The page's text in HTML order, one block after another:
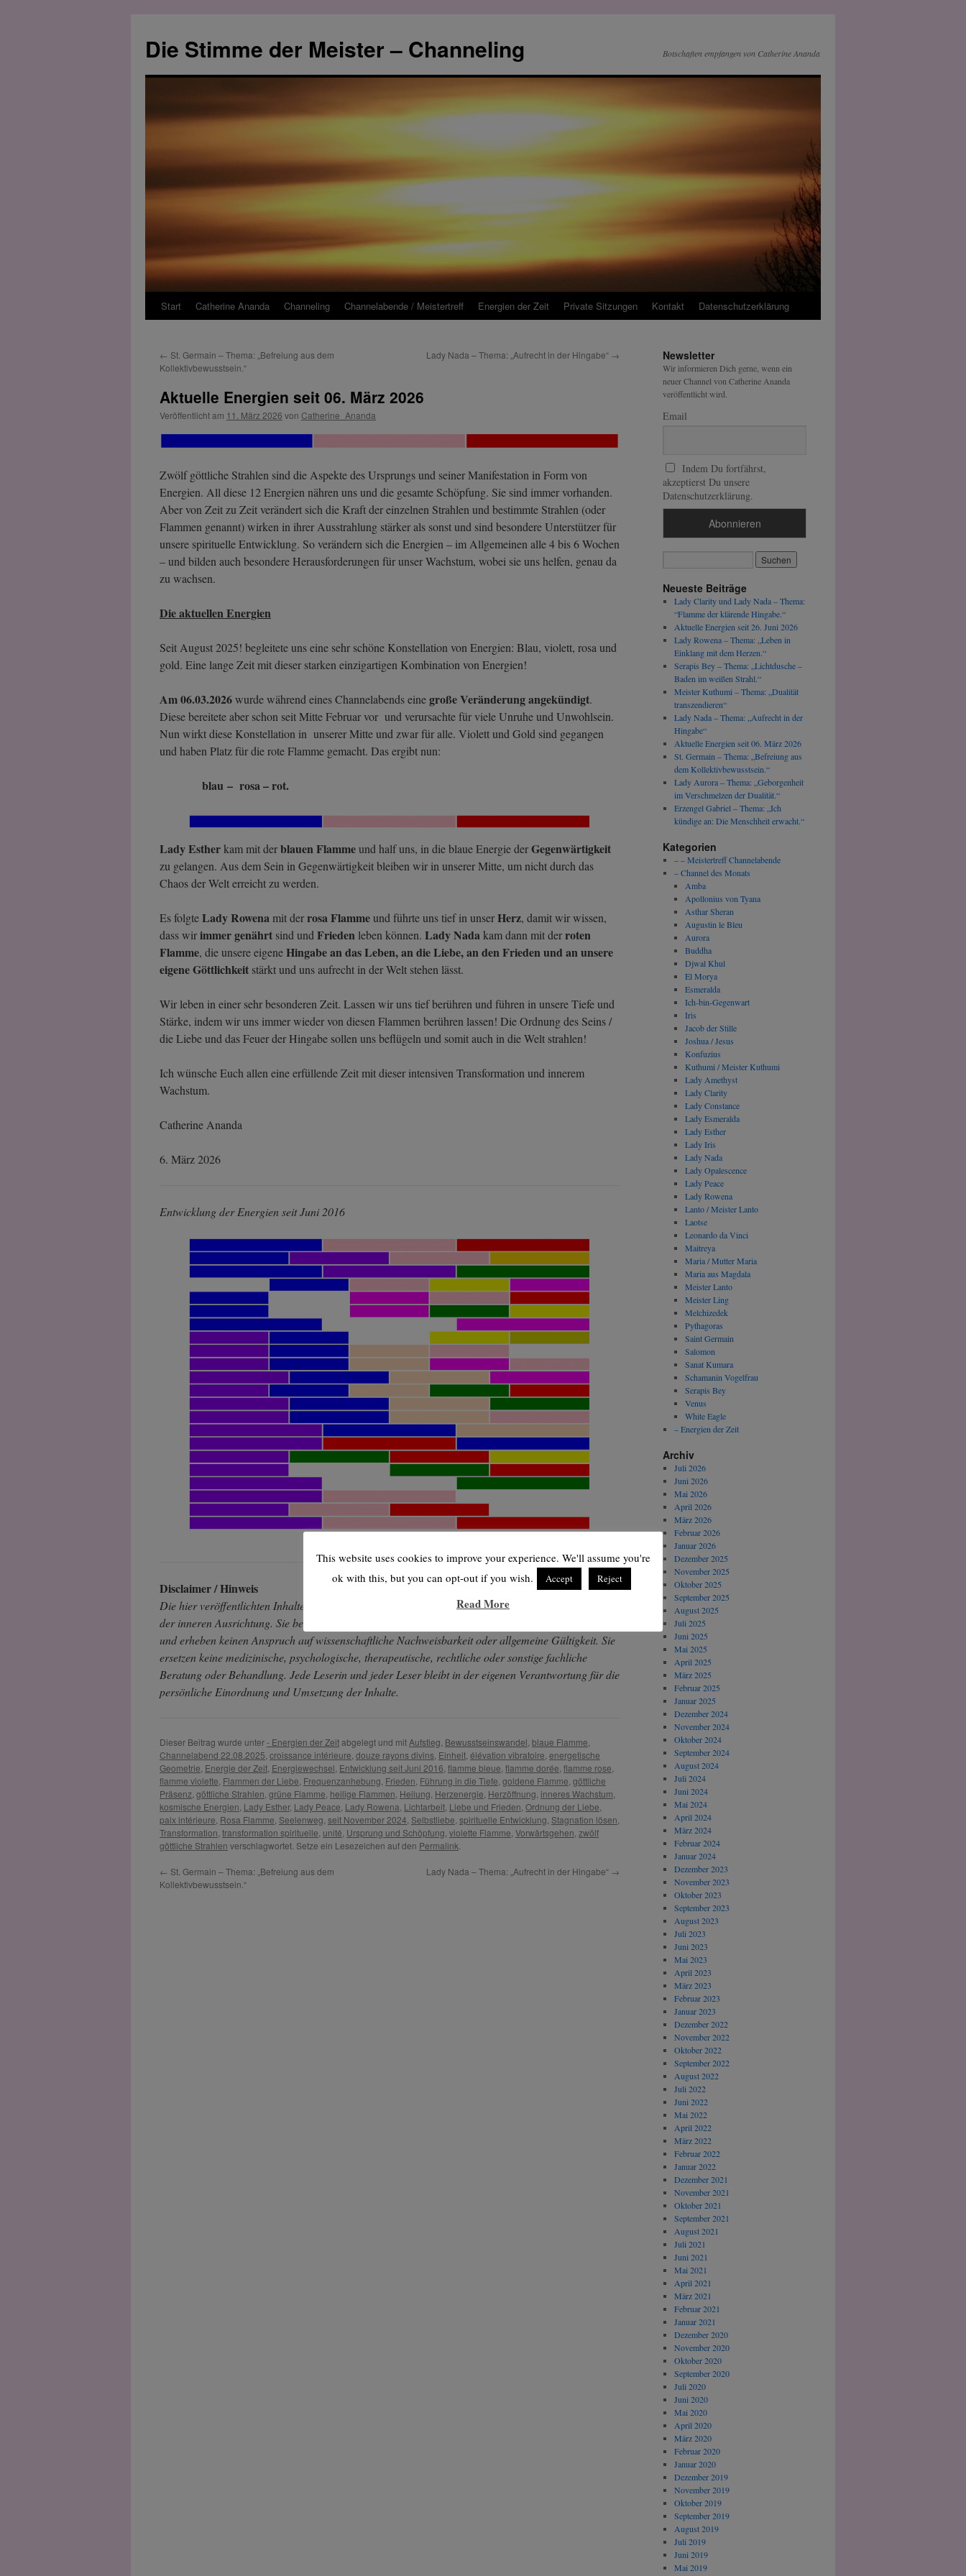
springen
Die Stimme der Meister – Channeling Botschaften empfangen von Catherine Ananda
Start Catherine Ananda Channeling Channelabende / Meistertreff Energien der Zeit Private Sitzungen Kontakt Datenschutz­erklärung
← St. Germain – Thema: „Befreiung aus dem
Kollektivbewusstsein.“
Lady Nada – Thema: „Aufrecht in der Hingabe“ →
Aktuelle Energien seit 06. März 2026
Veröffentlicht am 11. März 2026 von Catherine_Ananda
Zwölf göttliche Strahlen sind die Aspekte des Ursprungs und seiner Manifestation in Form von
Energien. All diese 12 Energien nähren uns und die gesamte Schöpfung. Sie sind immer vorhanden.
Aber von Zeit zu Zeit verändert sich die Kraft der einzelnen Strahlen und bestimmte Strahlen (oder
Flammen genannt) wirken in ihrer Ausstrahlung stärker als sonst und sind besondere Unterstützer für
unsere spirituelle Entwicklung. So verändern sich die Energien – im Allgemeinen alle 4 bis 6 Wochen
– und bilden auch besondere Herausforderungen für unser Wachstum, wobei sie uns helfen, genau da
zu wachsen.
Die aktuellen Energien
Seit August 2025! begleitete uns eine sehr schöne Konstellation von Energien: Blau, violett, rosa und
gold. Eine lange Zeit mit dieser starken einzigartigen Kombination von Energien!
Am 06.03.2026wurde während eines Channelabends einegroße Veränderung angekündigt.
Diese bereitete aber schon seit Mitte Februar vor und verursachte für viele Unruhe und Unwohlsein.
Nun wirkt diese Konstellation in unserer Mitte und zwar für alle. Violett und Gold sind gegangen
und haben Platz für die rote Flamme gemacht. Das ergibt nun:
blau – rosa – rot.
Lady Estherkam mit derblauen Flammeund half uns, in die blaue Energie derGegenwärtigkeit
zu gelangen. Aus dem Sein in Gegenwärtigkeit bleiben wir in unserer Mitte, um nicht durch das
Chaos der Welt erreicht zu werden.
Es folgteLady Rowenamit derrosa Flammeund führte uns tief in unserHerz, damit wir wissen,
dass wirimmer genährt sind und Frieden leben können. Lady Nadakam dann mit derroten
Flamme, die unsere eigeneHingabe an das Leben, an die Liebe, an den Frieden und an unsere
eigene Göttlichkeit stärkt und uns aufrecht in der Welt stehen lässt.
Wir leben in einer sehr besonderen Zeit. Lassen wir uns tief berühren und führen in unsere Tiefe und
Stärke, indem wir uns immer wieder von diesen Flammen berühren lassen! Die Ordnung des Seins /
die Liebe und das Feuer der Hingabe sollen uns beflügeln und somit auch in die Welt strahlen!
Ich wünsche Euch allen eine erfüllende Zeit mit dieser intensiven Transformation und innerem
Wachstum.
Catherine Ananda
6. März 2026
Entwicklung der Energien seit Juni 2016
Disclaimer / Hinweis
Die hier veröffentlichten Inhalte dienen der spirituellen Inspiration, der persönlichen Reflexion und
der inneren Ausrichtung. Sie beruhen auf subjektiv empfangenen Wahrnehmungen und Channelings
und erheben keinen Anspruch auf wissenschaftliche Nachweisbarkeit oder allgemeine Gültigkeit. Sie
ersetzen keine medizinische, psychologische, therapeutische, rechtliche oder sonstige fachliche
Beratung oder Behandlung. Jede Leserin und jeder Leser bleibt in der eigenen Verantwortung für die
persönliche Einordnung und Umsetzung der Inhalte.
Dieser Beitrag wurde unter- Energien der Zeitabgelegt und mitAufstieg, Bewusstseinswandel, blaue Flamme,
Channelabend 22.08.2025, croissance intérieure, douze rayons divins, Einheit, élévation vibratoire, energetische
Geometrie, Energie der Zeit, Energiewechsel, Entwicklung seit Juni 2016, flamme bleue, flamme dorée, flamme rose,
flamme violette, Flammen der Liebe, Frequenzanhebung, Frieden, Führung in die Tiefe, goldene Flamme, göttliche
Präsenz, göttliche Strahlen, grüne Flamme, heilige Flammen, Heilung, Herzenergie, Herzöffnung, inneres Wachstum,
kosmische Energien, Lady Esther, Lady Peace, Lady Rowena, Lichtarbeit, Liebe und Frieden, Ordnung der Liebe,
paix intérieure, Rosa Flamme, Seelenweg, seit November 2024, Selbstliebe, spirituelle Entwicklung, Stagnation lösen,
Transformation, transformation spirituelle, unité, Ursprung und Schöpfung, violette Flamme, Vorwärtsgehen, zwölf
göttliche Strahlen verschlagwortet. Setze ein Lesezeichen auf den Permalink.
← St. Germain – Thema: „Befreiung aus dem
Kollektivbewusstsein.“
Lady Nada – Thema: „Aufrecht in der Hingabe“ →
Newsletter
Wir informieren Dich gerne, wenn ein
neuer Channel von Catherine Ananda
veröffentlicht wird.
Email
Indem Du fortfährst,
akzeptierst Du unsere
Datenschutzerklärung.
Neueste Beiträge
Lady Clarity und Lady Nada – Thema:
“Flamme der klärende Hingabe.“
Aktuelle Energien seit 26. Juni 2026
Lady Rowena – Thema: „Leben in
Einklang mit dem Herzen.“
Serapis Bey – Thema: „Lichtdusche –
Baden im weißen Strahl.“
Meister Kuthumi – Thema: „Dualität
transzendieren“
Lady Nada – Thema: „Aufrecht in der
Hingabe“
Aktuelle Energien seit 06. März 2026
St. Germain – Thema: „Befreiung aus
dem Kollektivbewusstsein.“
Lady Aurora – Thema: „Geborgenheit
im Verschmelzen der Dualität.“
Erzengel Gabriel – Thema: „Ich
kündige an: Die Menschheit erwacht.“
Kategorien
– – Meistertreff Channelabende
– Channel des Monats
Amba
Apollonius von Tyana
Asthar Sheran
Augustin le Bleu
Aurora
Buddha
Djwal Khul
El Morya
Esmeralda
Ich-bin-Gegenwart
Iris
Jacob der Stille
Joshua / Jesus
Konfuzius
Kuthumi / Meister Kuthumi
Lady Amethyst
Lady Clarity
Lady Constance
Lady Esmeralda
Lady Esther
Lady Iris
Lady Nada
Lady Opalescence
Lady Peace
Lady Rowena
Lanto / Meister Lanto
Laotse
Leonardo da Vinci
Maitreya
Maria / Mutter Maria
Maria aus Magdala
Meister Lanto
Meister Ling
Melchizedek
Pythagoras
Saint Germain
Salomon
Sanat Kumara
Schamanin Vogelfrau
Serapis Bey
Venus
White Eagle
– Energien der Zeit
Archiv
Juli 2026
Juni 2026
Mai 2026
April 2026
März 2026
Februar 2026
Januar 2026
Dezember 2025
November 2025
Oktober 2025
September 2025
August 2025
Juli 2025
Juni 2025
Mai 2025
April 2025
März 2025
Februar 2025
Januar 2025
Dezember 2024
November 2024
Oktober 2024
September 2024
August 2024
Juli 2024
Juni 2024
Mai 2024
April 2024
März 2024
Februar 2024
Januar 2024
Dezember 2023
November 2023
Oktober 2023
September 2023
August 2023
Juli 2023
Juni 2023
Mai 2023
April 2023
März 2023
Februar 2023
Januar 2023
Dezember 2022
November 2022
Oktober 2022
September 2022
August 2022
Juli 2022
Juni 2022
Mai 2022
April 2022
März 2022
Februar 2022
Januar 2022
Dezember 2021
November 2021
Oktober 2021
September 2021
August 2021
Juli 2021
Juni 2021
Mai 2021
April 2021
März 2021
Februar 2021
Januar 2021
Dezember 2020
November 2020
Oktober 2020
September 2020
Juli 2020
Juni 2020
Mai 2020
April 2020
März 2020
Februar 2020
Januar 2020
Dezember 2019
November 2019
Oktober 2019
September 2019
August 2019
Juli 2019
Juni 2019
Mai 2019
This website uses cookies to improve your experience. We'll assume you're
ok with this, but you can opt-out if you wish.
Accept Reject
Read More